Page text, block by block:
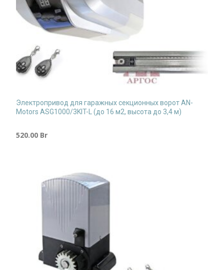
Электропривод для гаражных секционных ворот AN-
Motors ASG1000/3KIT-L (до 16 м2, высота до 3,4 м)
520.00 Br